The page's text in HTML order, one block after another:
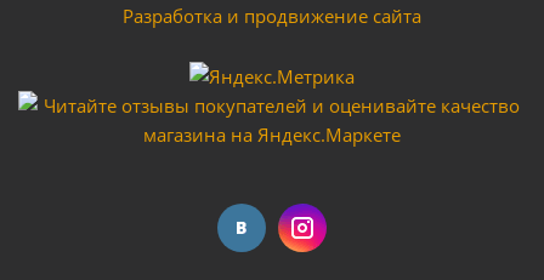
Разработка и продвижение сайта